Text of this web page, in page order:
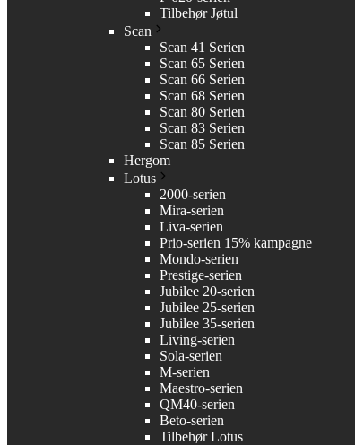
Tilbehør Jøtul
Scan
Scan 41 Serien
Scan 65 Serien
Scan 66 Serien
Scan 68 Serien
Scan 80 Serien
Scan 83 Serien
Scan 85 Serien
Hergom
Lotus
2000-serien
Mira-serien
Liva-serien
Prio-serien 15% kampagne
Mondo-serien
Prestige-serien
Jubilee 20-serien
Jubilee 25-serien
Jubilee 35-serien
Living-serien
Sola-serien
M-serien
Maestro-serien
QM40-serien
Beto-serien
Tilbehør Lotus